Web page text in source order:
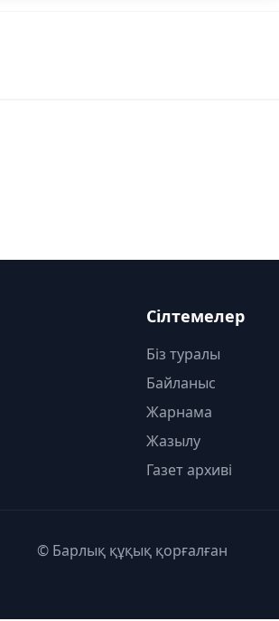
Сілтемелер
Біз туралы
Байланыс
Жарнама
Жазылу
Газет архиві
© Барлық құқық қорғалған